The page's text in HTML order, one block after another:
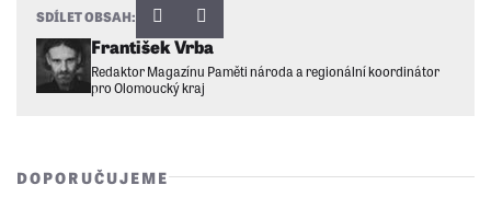
František Vrba
Redaktor Magazínu Paměti národa a regionální koordinátor
pro Olomoucký kraj
SDÍLET OBSAH:
DOPORUČUJEME